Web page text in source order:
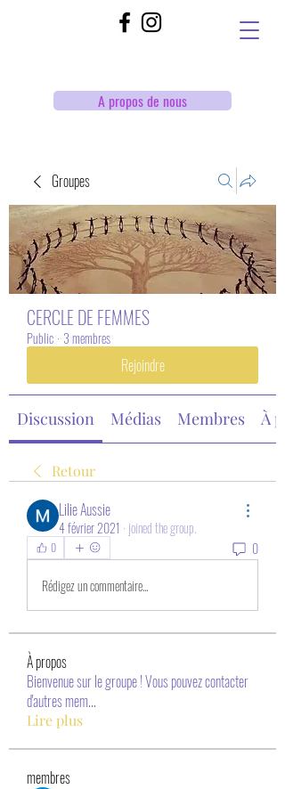
A propos de nous
Groupes
CERCLE DE FEMMES
Public · 3 membres
Rejoindre
Discussion Médias Membres À
Retour
Lilie Aussie
4 février 2021 · joined the group.
0
0
Rédigez un commentaire...
À propos
Bienvenue sur le groupe ! Vous pouvez contacter
d'autres mem...
Lire plus
membres